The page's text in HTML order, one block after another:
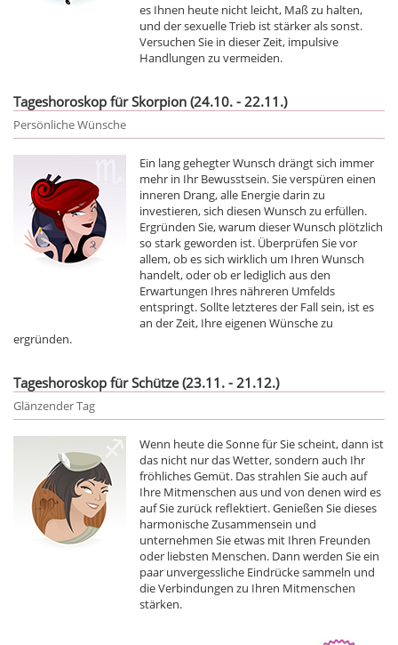
es Ihnen heute nicht leicht, Maß zu halten,
und der sexuelle Trieb ist stärker als sonst.
Versuchen Sie in dieser Zeit, impulsive
Handlungen zu vermeiden.
Tageshoroskop für Skorpion (24.10. - 22.11.)
Persönliche Wünsche
Ein lang gehegter Wunsch drängt sich immer
mehr in Ihr Bewusstsein. Sie verspüren einen
inneren Drang, alle Energie darin zu
investieren, sich diesen Wunsch zu erfüllen.
Ergründen Sie, warum dieser Wunsch plötzlich
so stark geworden ist. Überprüfen Sie vor
allem, ob es sich wirklich um Ihren Wunsch
handelt, oder ob er lediglich aus den
Erwartungen Ihres nähreren Umfelds
entspringt. Sollte letzteres der Fall sein, ist es
an der Zeit, Ihre eigenen Wünsche zu
ergründen.
Tageshoroskop für Schütze (23.11. - 21.12.)
Glänzender Tag
Wenn heute die Sonne für Sie scheint, dann ist
das nicht nur das Wetter, sondern auch Ihr
fröhliches Gemüt. Das strahlen Sie auch auf
Ihre Mitmenschen aus und von denen wird es
auf Sie zurück reflektiert. Genießen Sie dieses
harmonische Zusammensein und
unternehmen Sie etwas mit Ihren Freunden
oder liebsten Menschen. Dann werden Sie ein
paar unvergessliche Eindrücke sammeln und
die Verbindungen zu Ihren Mitmenschen
stärken.